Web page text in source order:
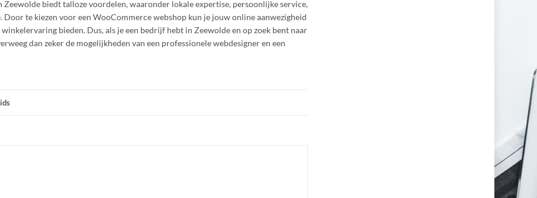
Zeewolde biedt talloze voordelen, waaronder lokale expertise, persoonlijke service,
te kiezen voor een WooCommerce webshop kun je jouw online aanwezigheid
bieden. Dus, als je een bedrijf hebt in Zeewolde en op zoek bent naar
dan zeker de mogelijkheden van een professionele webdesigner en een